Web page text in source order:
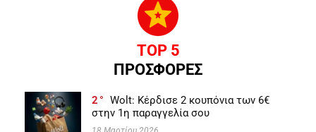
TOP 5
ΠΡΟΣΦΟΡΕΣ
2
Wolt: Κέρδισε 2 κουπόνια των 6€
στην 1η παραγγελία σου